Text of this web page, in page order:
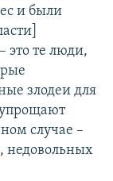
и были
это те люди,
злодеи для
упрощают
случае –
недовольных